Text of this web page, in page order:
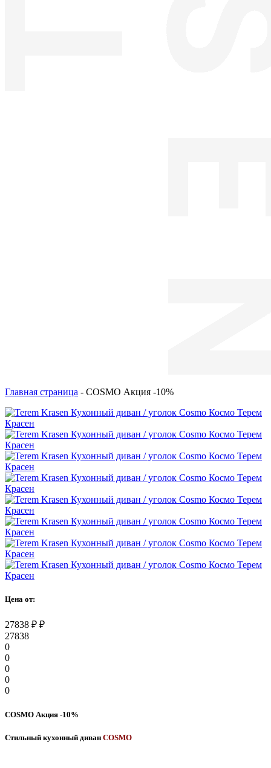
Главная страница - COSMO Акция -10%
Цена от:
27838 ₽ ₽
27838
0
0
0
0
0
COSMO Акция -10%
Стильный кухонный диван COSMO